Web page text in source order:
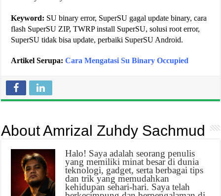
Keyword: SU binary error, SuperSU gagal update binary, cara
flash SuperSU ZIP, TWRP install SuperSU, solusi root error,
SuperSU tidak bisa update, perbaiki SuperSU Android.
Artikel Serupa:Cara Mengatasi Su Binary Occupied
About Amrizal Zuhdy Sachmud
Halo! Saya adalah seorang penulis
yang memiliki minat besar di dunia
teknologi, gadget, serta berbagai tips
dan trik yang memudahkan
kehidupan sehari-hari. Saya telah